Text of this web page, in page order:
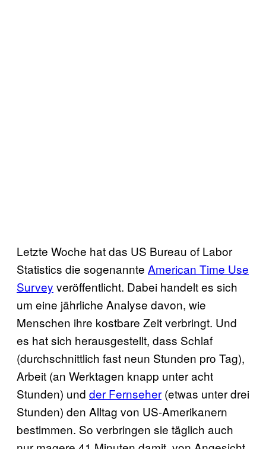
Letzte Woche hat das US Bureau of Labor
Statistics die sogenannte American Time Use
Survey veröffentlicht. Dabei handelt es sich
um eine jährliche Analyse davon, wie
Menschen ihre kostbare Zeit verbringt. Und
es hat sich herausgestellt, dass Schlaf
(durchschnittlich fast neun Stunden pro Tag),
Arbeit (an Werktagen knapp unter acht
Stunden) und der Fernseher (etwas unter drei
Stunden) den Alltag von US-Amerikanern
bestimmen. So verbringen sie täglich auch